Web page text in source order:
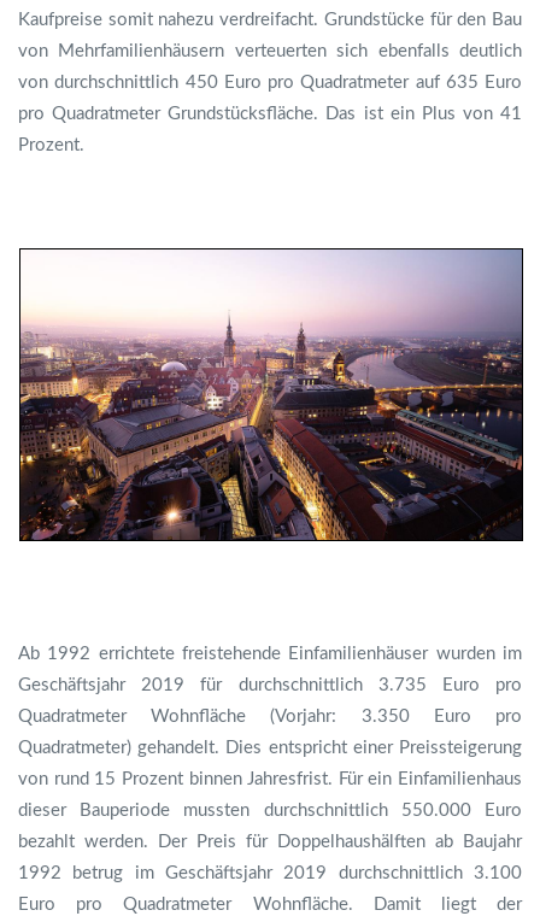
Kaufpreise somit nahezu verdreifacht. Grundstücke für den Bau
von Mehrfamilienhäusern verteuerten sich ebenfalls deutlich
von durchschnittlich 450 Euro pro Quadratmeter auf 635 Euro
pro Quadratmeter Grundstücksfläche. Das ist ein Plus von 41
Prozent.
Ab 1992 errichtete freistehende Einfamilienhäuser wurden im
Geschäftsjahr 2019 für durchschnittlich 3.735 Euro pro
Quadratmeter Wohnfläche (Vorjahr: 3.350 Euro pro
Quadratmeter) gehandelt. Dies entspricht einer Preissteigerung
von rund 15 Prozent binnen Jahresfrist. Für ein Einfamilienhaus
dieser Bauperiode mussten durchschnittlich 550.000 Euro
bezahlt werden. Der Preis für Doppelhaushälften ab Baujahr
1992 betrug im Geschäftsjahr 2019 durchschnittlich 3.100
Euro pro Quadratmeter Wohnfläche. Damit liegt der